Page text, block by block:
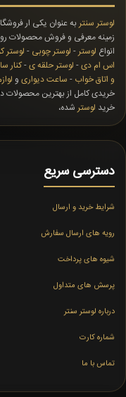
لوستر سنتر به عنوان یکی ار
زمینه معرفی و فروش محصولات
انواع لوستر - لوستر چوبی - لوستر
اس ام دی- لوستر حلقه ی-کنار
و اتاق خواب - ساعت دیواری و
خریدی کامل از بهترین محصولات
خرید لوستر شده،
دسترسی سریع
شرایط خرید و ارسال
رویه های ارسال سفارش
شیوه های پرداخت
پرسش های متداول
درباره لوستر سنتر
شماره کارت
تماس با ما